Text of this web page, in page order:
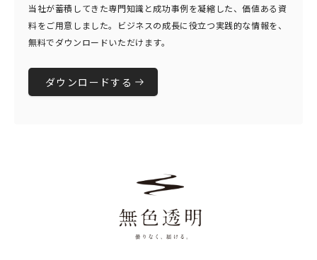
当社が蓄積してきた専門知識と成功事例を凝縮した、価値ある資
料をご用意しました。ビジネスの成長に役立つ実践的な情報を、
無料でダウンロードいただけます。
ダウンロードする